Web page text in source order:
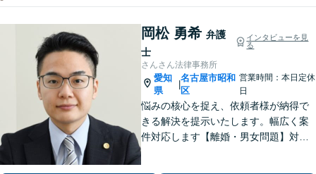
岡松 勇希 弁護
士
インタビューを見
る
さんさん法律事務所
愛知
県
|
名古屋市昭和
区
営業時間：本日定休
日
悩みの核心を捉え、依頼者様が納得で
きる解決を提示いたします。幅広く案
件対応します【離婚・男女問題】対応